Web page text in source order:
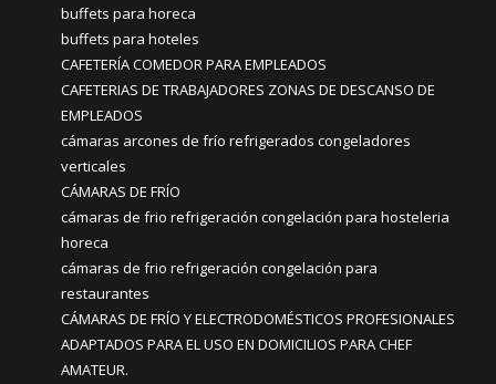
buffets para horeca
buffets para hoteles
CAFETERÍA COMEDOR PARA EMPLEADOS
CAFETERIAS DE TRABAJADORES ZONAS DE DESCANSO DE
EMPLEADOS
cámaras arcones de frío refrigerados congeladores
verticales
CÁMARAS DE FRÍO
cámaras de frio refrigeración congelación para hosteleria
horeca
cámaras de frio refrigeración congelación para
restaurantes
CÁMARAS DE FRÍO Y ELECTRODOMÉSTICOS PROFESIONALES
ADAPTADOS PARA EL USO EN DOMICILIOS PARA CHEF
AMATEUR.